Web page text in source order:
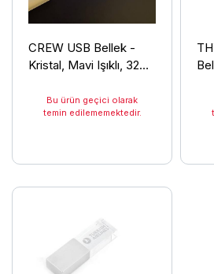
CREW USB Bellek -
Kristal, Mavi Işıklı, 32
Bu ürün geçici olarak
temin edilememektedir.